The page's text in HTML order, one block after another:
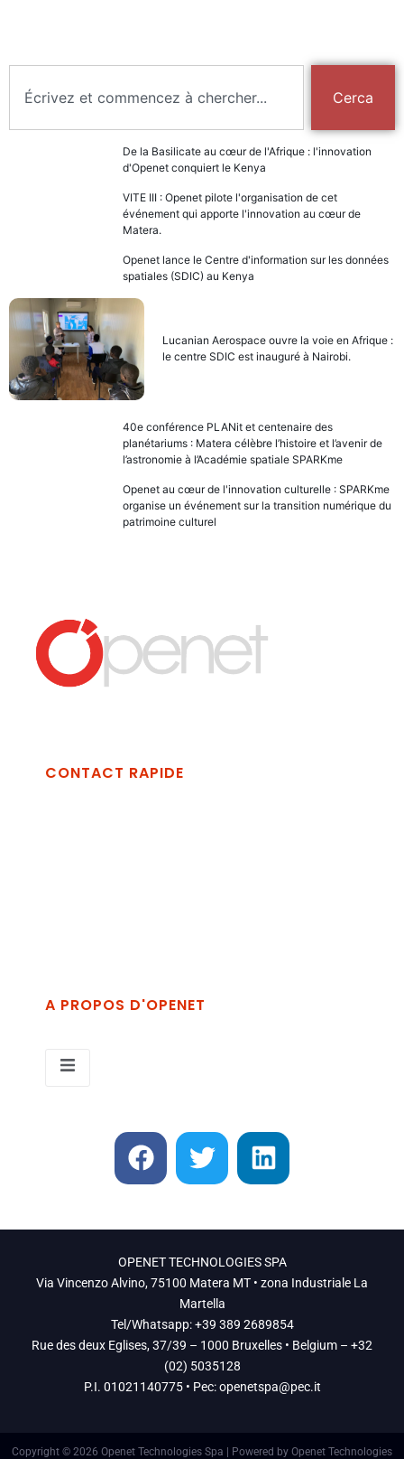
Cerca
De la Basilicate au cœur de l'Afrique : l'innovation
d'Openet conquiert le Kenya
VITE III : Openet pilote l'organisation de cet
événement qui apporte l'innovation au cœur de
Matera.
Openet lance le Centre d'information sur les données
spatiales (SDIC) au Kenya
Lucanian Aerospace ouvre la voie en Afrique :
le centre SDIC est inauguré à Nairobi.
40e conférence PLANit et centenaire des
planétariums : Matera célèbre l’histoire et l’avenir de
l’astronomie à l’Académie spatiale SPARKme
Openet au cœur de l'innovation culturelle : SPARKme
organise un événement sur la transition numérique du
patrimoine culturel
CONTACT RAPIDE
A PROPOS D'OPENET
OPENET TECHNOLOGIES SPA
Via Vincenzo Alvino, 75100 Matera MT • zona Industriale La
Martella
Tel/Whatsapp: +39 389 2689854
Rue des deux Eglises, 37/39 – 1000 Bruxelles • Belgium – +32
(02) 5035128
P.I. 01021140775 • Pec:openetspa@pec.it
Copyright © 2026 Openet Technologies Spa | Powered by Openet Technologies